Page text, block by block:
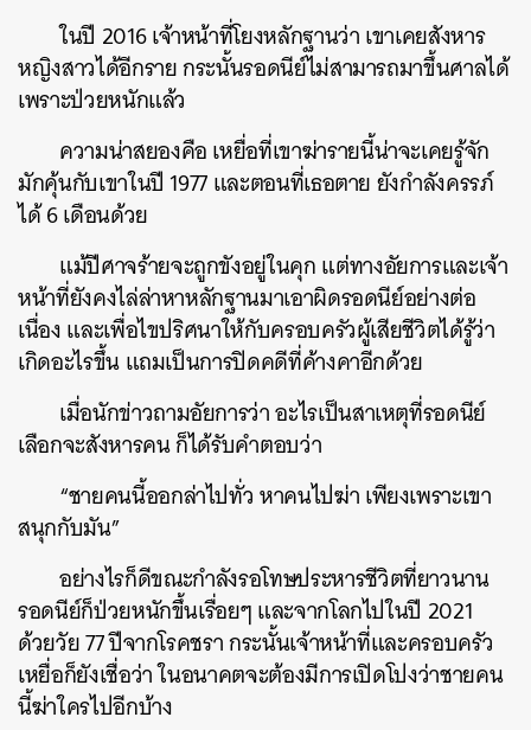
ในปี 2016 เจ้าหน้าที่โยงหลักฐานว่า เขาเคยสังหาร
หญิงสาวได้อีกราย กระนั้นรอดนีย์ไม่สามารถมาขึ้นศาลได้
เพราะป่วยหนักแล้ว
ความน่าสยองคือ เหยื่อที่เขาฆ่ารายนี้น่าจะเคยรู้จัก
มักคุ้นกับเขาในปี 1977 และตอนที่เธอตาย ยังกำลังครรภ์
ได้ 6 เดือนด้วย
แม้ปีศาจร้ายจะถูกขังอยู่ในคุก แต่ทางอัยการและเจ้า
หน้าที่ยังคงไล่ล่าหาหลักฐานมาเอาผิดรอดนีย์อย่างต่อ
เนื่อง และเพื่อไขปริศนาให้กับครอบครัวผู้เสียชีวิตได้รู้ว่า
เกิดอะไรขึ้น แถมเป็นการปิดคดีที่ค้างคาอีกด้วย
เมื่อนักข่าวถามอัยการว่า อะไรเป็นสาเหตุที่รอดนีย์
เลือกจะสังหารคน ก็ได้รับคำตอบว่า
“ชายคนนี้ออกล่าไปทั่ว หาคนไปฆ่า เพียงเพราะเขา
สนุกกับมัน”
อย่างไรก็ดีขณะกำลังรอโทษประหารชีวิตที่ยาวนาน
รอดนีย์ก็ป่วยหนักขึ้นเรื่อยๆ และจากโลกไปในปี 2021
ด้วยวัย 77 ปีจากโรคชรา กระนั้นเจ้าหน้าที่และครอบครัว
เหยื่อก็ยังเชื่อว่า ในอนาคตจะต้องมีการเปิดโปงว่าชายคน
นี้ฆ่าใครไปอีกบ้าง